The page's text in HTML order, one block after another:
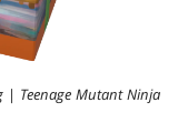
| Teenage Mutant Ninja